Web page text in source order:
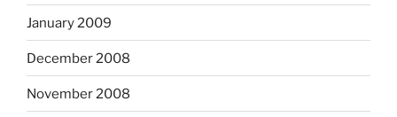
January 2009
December 2008
November 2008